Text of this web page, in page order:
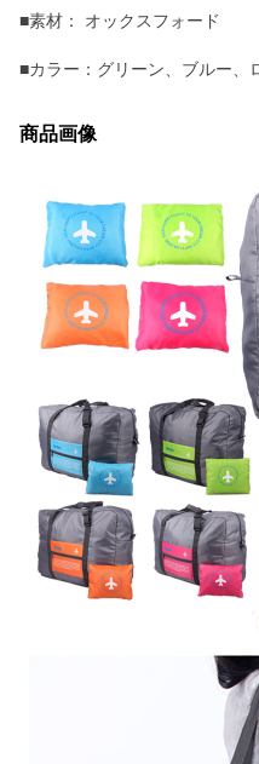
■素材： オックスフォード
■カラー：グリーン、ブルー、
商品画像